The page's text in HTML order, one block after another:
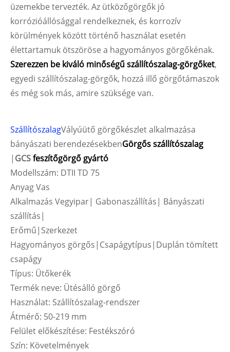
üzemekbe tervezték. Az ütközőgörgők jó
korrózióállósággal rendelkeznek, és korrozív
körülmények között történő használat esetén
élettartamuk ötszöröse a hagyományos görgőkénak.
Szerezzen be kiváló minőségű szállítószalag-görgőket,
egyedi szállítószalag-görgők, hozzá illő görgőtámaszok
és még sok más, amire szüksége van.
SzállítószalagVályúütő görgőkészlet alkalmazása
bányászati ​​berendezésekbenGörgős szállítószalag
| GCSfeszítőgörgő gyártó
Modellszám: DTII TD 75
Anyag Vas
Alkalmazás Vegyipar| Gabonaszállítás| Bányászati ​​
szállítás|
Erőmű|Szerkezet
Hagyományos görgős|Csapágytípus|Duplán tömített
csapágy
Típus: Ütőkerék
Termék neve: Ütésálló görgő
Használat: Szállítószalag-rendszer
Átmérő: 50-219 mm
Felület előkészítése: Festékszóró
Szín: Követelmények